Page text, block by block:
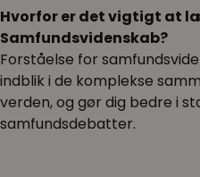
Hvorfor er det vigtigt at
Samfundsvidenskab?
Forståelse for
indblik i de komplekse
verden, og gør dig bedre i
samfundsdebatter.